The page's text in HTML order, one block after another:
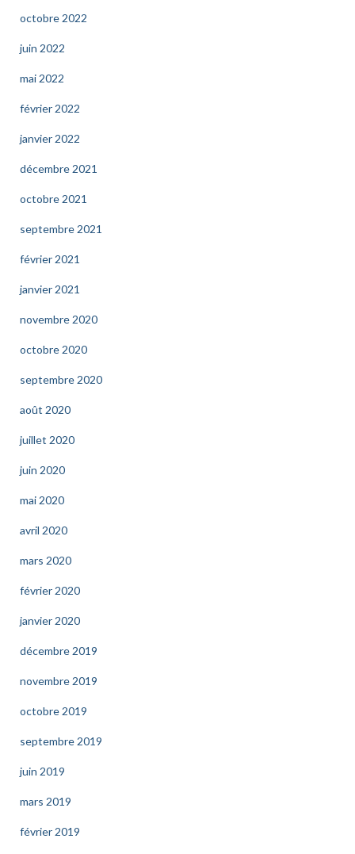
octobre 2022
juin 2022
mai 2022
février 2022
janvier 2022
décembre 2021
octobre 2021
septembre 2021
février 2021
janvier 2021
novembre 2020
octobre 2020
septembre 2020
août 2020
juillet 2020
juin 2020
mai 2020
avril 2020
mars 2020
février 2020
janvier 2020
décembre 2019
novembre 2019
octobre 2019
septembre 2019
juin 2019
mars 2019
février 2019